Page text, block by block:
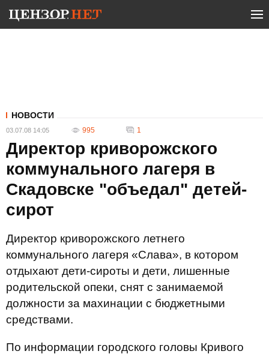
НОВОСТИ
03.07.08 14:05 995 1
Директор криворожского
коммунального лагеря в
Скадовске "объедал" детей-
сирот
Директор криворожского летнего
коммунального лагеря «Слава», в котором
отдыхают дети-сироты и дети, лишенные
родительской опеки, снят с занимаемой
должности за махинации с бюджетными
средствами.
По информации городского головы Кривого